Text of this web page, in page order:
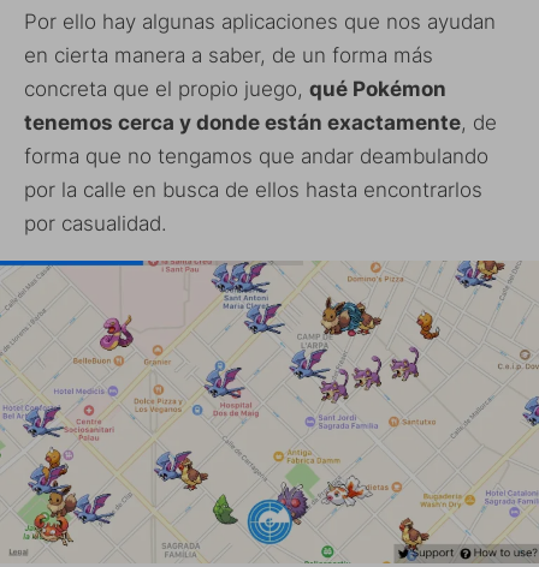
Por ello hay algunas aplicaciones que nos ayudan
en cierta manera a saber, de un forma más
concreta que el propio juego, qué Pokémon
tenemos cerca y donde están exactamente, de
forma que no tengamos que andar deambulando
por la calle en busca de ellos hasta encontrarlos
por casualidad.